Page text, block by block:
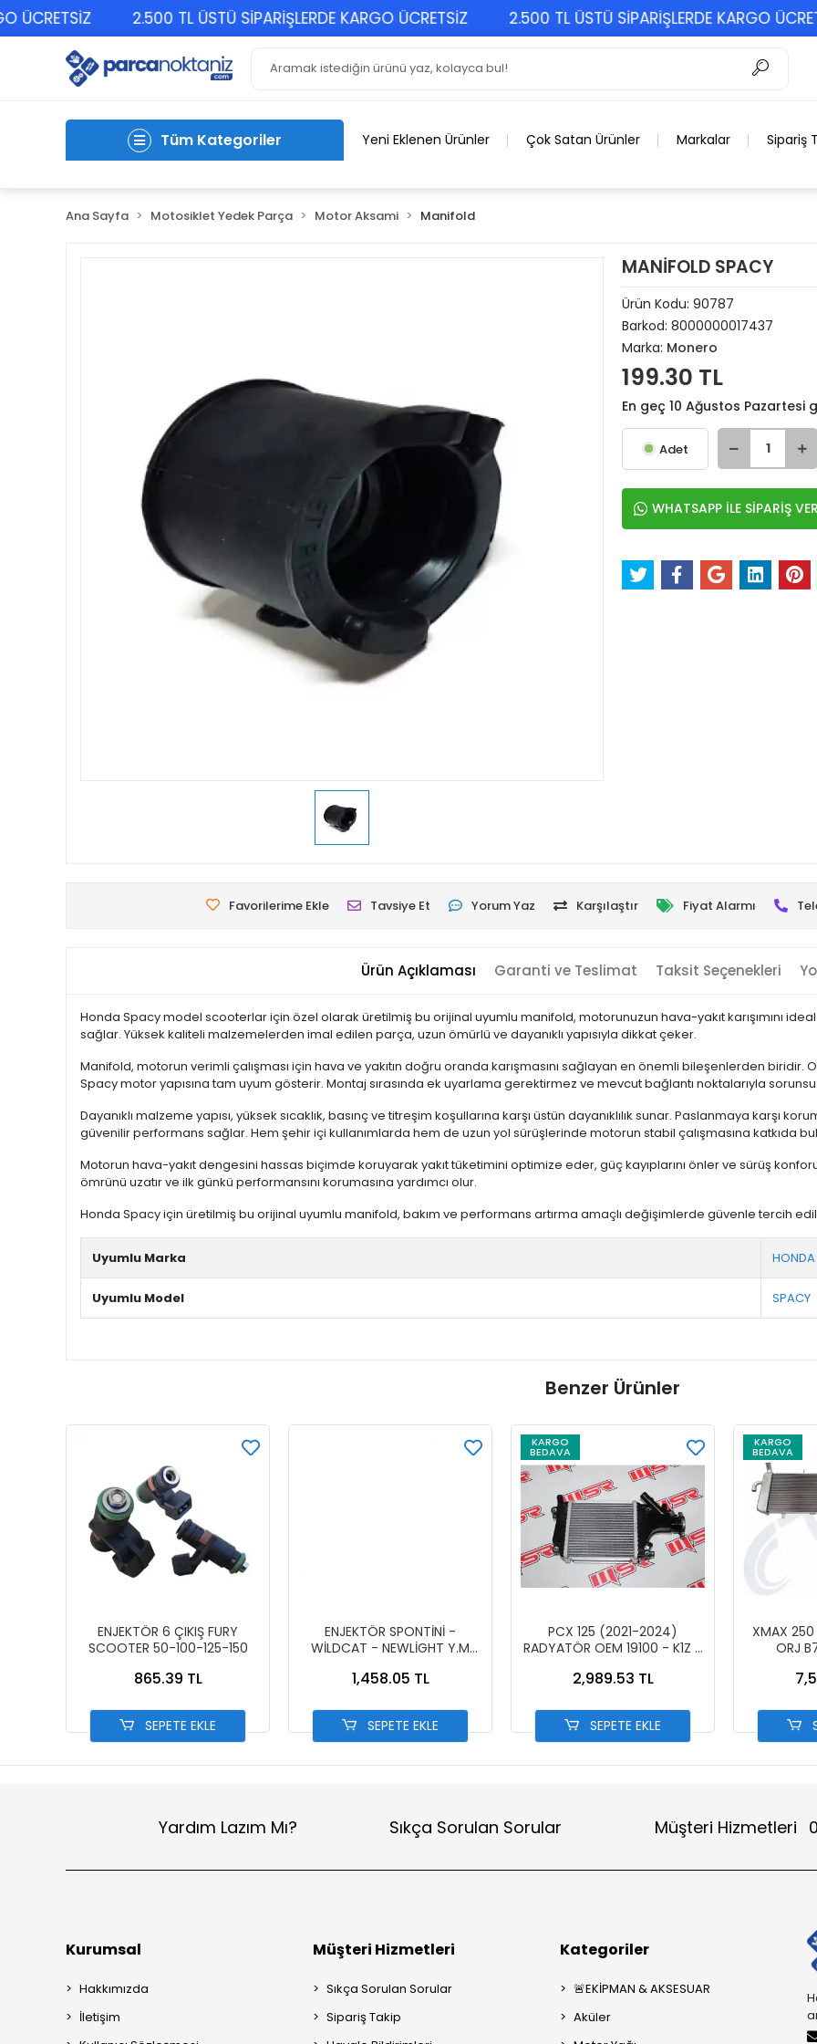
2.500 TL ÜSTÜ SİPARİŞLERDE KARGO ÜCRETSİZ 2.500 TL ÜSTÜ SİPARİŞLERDE KARGO
Tüm Kategoriler Yeni Eklenen Ürünler Çok Satan Ürünler Markalar Sipariş
Ana Sayfa Motosiklet Yedek Parça Motor Aksami Manifold
MANİFOLD SPACY
Ürün Kodu: 90787
Barkod: 8000000017437
Marka: Monero
199.30 TL
En geç 10 Ağustos Pazartesi
Adet
WHATSAPP İLE SİPARİŞ VER
Favorilerime Ekle Tavsiye Et Yorum Yaz Karşılaştır Fiyat Alarmı
Ürün Açıklaması Garanti ve Teslimat Taksit Seçenekleri
Honda Spacy model scooterlar için özel olarak üretilmiş bu orijinal uyumlu manifold, motorunuzun hava-yakıt karışımını
sağlar. Yüksek kaliteli malzemelerden imal edilen parça, uzun ömürlü ve dayanıklı yapısıyla dikkat çeker.
Manifold, motorun verimli çalışması için hava ve yakıtın doğru oranda karışmasını sağlayan en önemli bileşenlerden
Spacy motor yapısına tam uyum gösterir. Montaj sırasında ek uyarlama gerektirmez ve mevcut bağlantı noktalarıyla
Dayanıklı malzeme yapısı, yüksek sıcaklık, basınç ve titreşim koşullarına karşı üstün dayanıklılık sunar. Paslanmaya karşı
güvenilir performans sağlar. Hem şehir içi kullanımlarda hem de uzun yol sürüşlerinde motorun stabil çalışmasına katkıda
Motorun hava-yakıt dengesini hassas biçimde koruyarak yakıt tüketimini optimize eder, güç kayıplarını önler ve sürüş
ömrünü uzatır ve ilk günkü performansını korumasına yardımcı olur.
Honda Spacy için üretilmiş bu orijinal uyumlu manifold, bakım ve performans artırma amaçlı değişimlerde güvenle tercih
Uyumlu Marka HONDA
Uyumlu Model SPACY
Benzer Ürünler
ENJEKTÖR 6 ÇIKIŞ FURY
SCOOTER 50-100-125-150
865.39 TL
SEPETE EKLE
ENJEKTÖR SPONTİNİ -
WİLDCAT - NEWLİGHT Y.M
1,458.05 TL
SEPETE EKLE
KARGO
BEDAVA
PCX 125 (2021-2024)
RADYATÖR OEM 19100 - K1Z -
2,989.53 TL
SEPETE EKLE
KARGO
BEDAVA
XMAX 250
ORJ
Yardım Lazım Mı? Sıkça Sorulan Sorular Müşteri Hizmetleri
Kurumsal
Hakkımızda
İletişim
Müşteri Hizmetleri
Sıkça Sorulan Sorular
Sipariş Takip
Kategoriler
🚨EKİPMAN & AKSESUAR
Aküler